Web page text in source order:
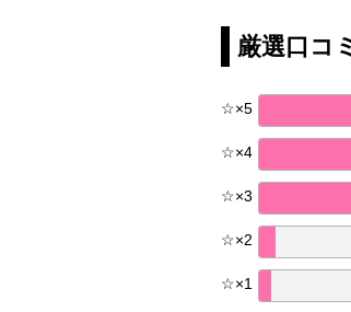
厳選口コ
☆×5
☆×4
☆×3
☆×2
☆×1